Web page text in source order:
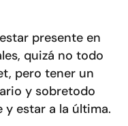
presente en
quizá no todo
pero tener un
y sobretodo
y estar a la última.